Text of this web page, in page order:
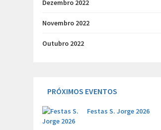
Dezembro 2022
Novembro 2022
Outubro 2022
PRÓXIMOS EVENTOS
Festas S. Jorge 2026